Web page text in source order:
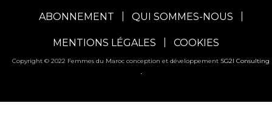
ABONNEMENT QUI SOMMES-NOUS
MENTIONS LÉGALES COOKIES
Copyright © 2022 Femmes du Maroc conception et développement SG2I Consulting